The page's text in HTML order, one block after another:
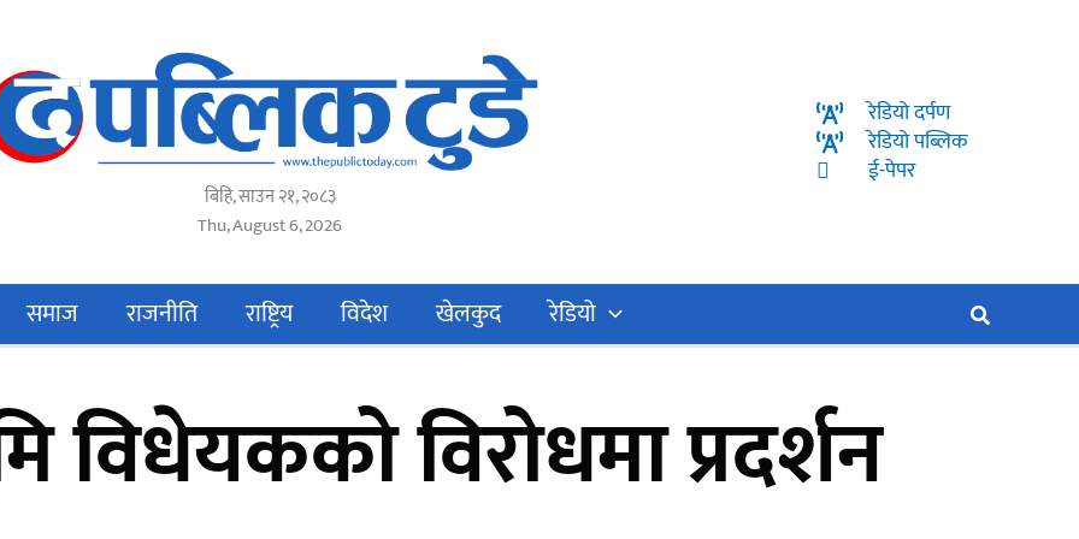
बिहि, साउन २१, २०८३
Thu, August 6, 2026
रेडियो दर्पण
रेडियो पब्लिक
ई-पेपर
समाज राजनीति राष्ट्रिय विदेश खेलकुद रेडियो Search
विधेयकको विरोधमा प्रदर्शन